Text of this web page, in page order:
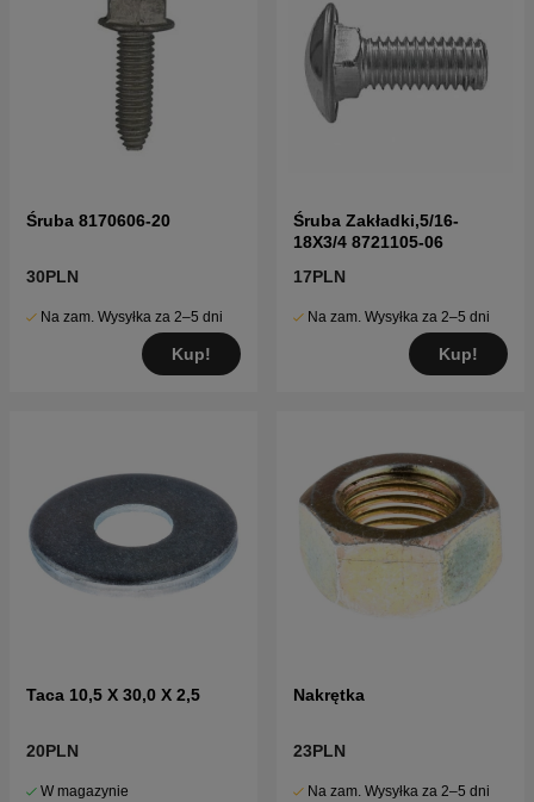
Śruba 8170606-20
30PLN
Na zam. Wysyłka za 2–5 dni
Kup!
Śruba Zakładki,5/16-
18X3/4 8721105-06
17PLN
Na zam. Wysyłka za 2–5 dni
Kup!
Taca 10,5 X 30,0 X 2,5
20PLN
W magazynie
Nakrętka
23PLN
Na zam. Wysyłka za 2–5 dni